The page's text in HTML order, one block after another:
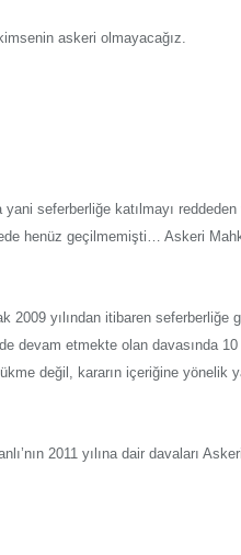
askeri olmayacağız.
yani seferberliğe katılmayı
henüz geçilmemişti… Askeri
2009 yılından itibaren seferberliğe
devam etmekte olan davasında 10
değil, kararın içeriğine yönelik
2011 yılına dair davaları